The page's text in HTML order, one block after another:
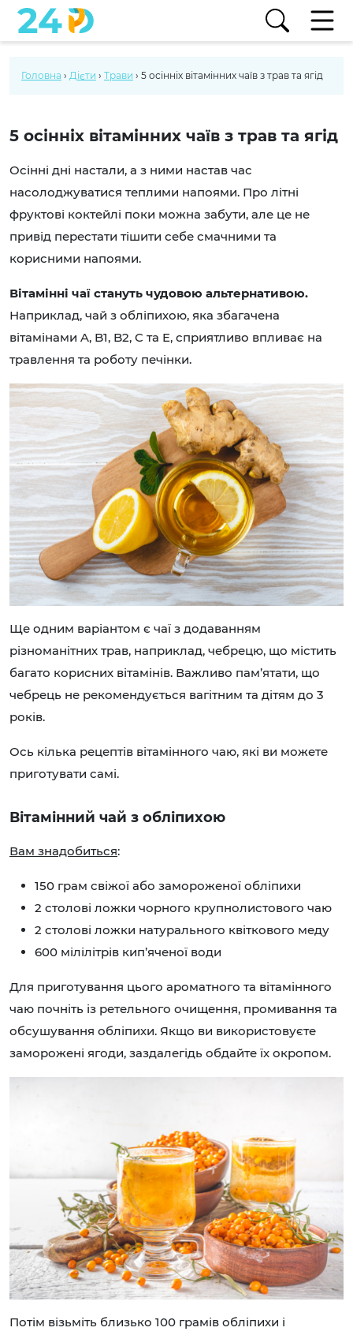
Головна › Дієти › Трави › 5 осінніх вітамінних чаїв з трав та ягід
5 осінніх вітамінних чаїв з трав та ягід
Осінні дні настали, а з ними настав час
насолоджуватися теплими напоями. Про літні
фруктові коктейлі поки можна забути, але це не
привід перестати тішити себе смачними та
корисними напоями.
Вітамінні чаї стануть чудовою альтернативою.
Наприклад, чай з обліпихою, яка збагачена
вітамінами A, B1, B2, C та E, сприятливо впливає на
травлення та роботу печінки.
Ще одним варіантом є чаї з додаванням
різноманітних трав, наприклад, чебрецю, що містить
багато корисних вітамінів. Важливо пам’ятати, що
чебрець не рекомендується вагітним та дітям до 3
років.
Ось кілька рецептів вітамінного чаю, які ви можете
приготувати самі.
Вітамінний чай з обліпихою
Вам знадобиться:
150 грам свіжої або замороженої обліпихи
2 столові ложки чорного крупнолистового чаю
2 столові ложки натурального квіткового меду
600 мілілітрів кип’яченої води
Для приготування цього ароматного та вітамінного
чаю почніть із ретельного очищення, промивання та
обсушування обліпихи. Якщо ви використовуєте
заморожені ягоди, заздалегідь обдайте їх окропом.
Потім візьміть близько 100 грамів обліпихи і